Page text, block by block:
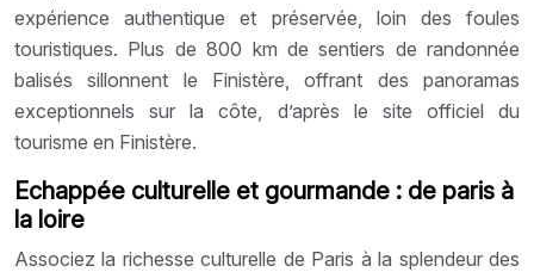
expérience authentique et préservée, loin des foules
touristiques. Plus de 800 km de sentiers de randonnée
balisés sillonnent le Finistère, offrant des panoramas
exceptionnels sur la côte, d’après le site officiel du
tourisme en Finistère.
Echappée culturelle et gourmande : de paris à
la loire
Associez la richesse culturelle de Paris à la splendeur des